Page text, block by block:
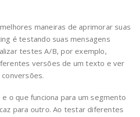
maneiras de aprimorar suas
é testando suas mensagens
testes A/B, por exemplo,
versões de um texto e ver
e o que funciona para um segmento
para outro. Ao testar diferentes